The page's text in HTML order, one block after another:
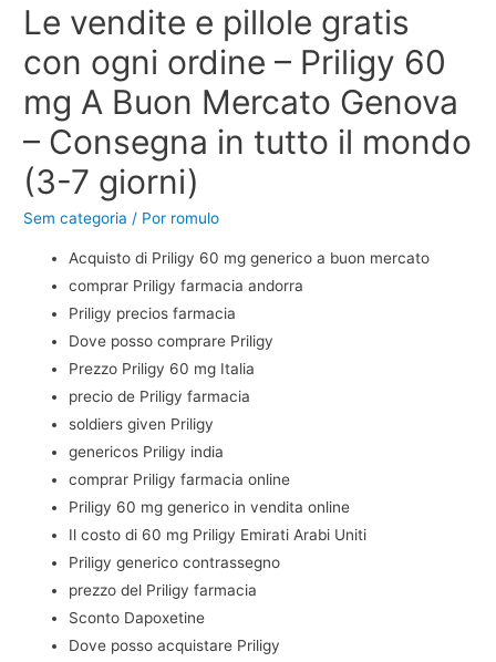
Le vendite e pillole gratis
con ogni ordine – Priligy 60
mg A Buon Mercato Genova
– Consegna in tutto il mondo
(3-7 giorni)
Sem categoria / Por romulo
Acquisto di Priligy 60 mg generico a buon mercato
comprar Priligy farmacia andorra
Priligy precios farmacia
Dove posso comprare Priligy
Prezzo Priligy 60 mg Italia
precio de Priligy farmacia
soldiers given Priligy
genericos Priligy india
comprar Priligy farmacia online
Priligy 60 mg generico in vendita online
Il costo di 60 mg Priligy Emirati Arabi Uniti
Priligy generico contrassegno
prezzo del Priligy farmacia
Sconto Dapoxetine
Dove posso acquistare Priligy